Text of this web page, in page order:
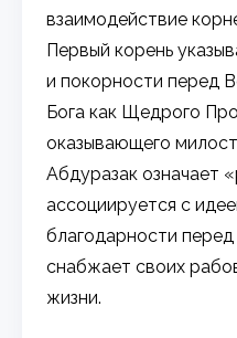
взаимодействие
Первый корень
и покорности перед
Бога как Щедрого
оказывающего
Абдуразак означает
ассоциируется с
благодарности
снабжает своих
жизни.